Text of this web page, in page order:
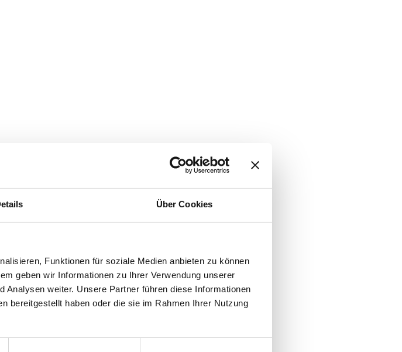
Über Cookies
Funktionen für soziale Medien anbieten zu können
geben wir Informationen zu Ihrer Verwendung unserer
weiter. Unsere Partner führen diese Informationen
bereitgestellt haben oder die sie im Rahmen Ihrer Nutzung
jobninja.com(see the browser consolefor more information).